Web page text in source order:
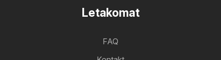
Letakomat
FAQ